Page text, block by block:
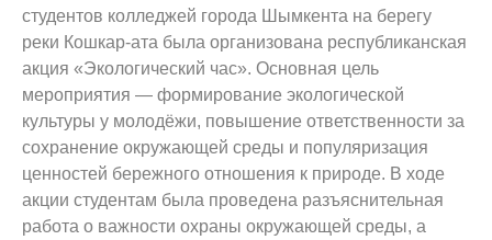
студентов колледжей города Шымкента на берегу
реки Кошкар-ата была организована республиканская
акция «Экологический час». Основная цель
мероприятия — формирование экологической
культуры у молодёжи, повышение ответственности за
сохранение окружающей среды и популяризация
ценностей бережного отношения к природе. В ходе
акции студентам была проведена разъяснительная
работа о важности охраны окружающей среды, а